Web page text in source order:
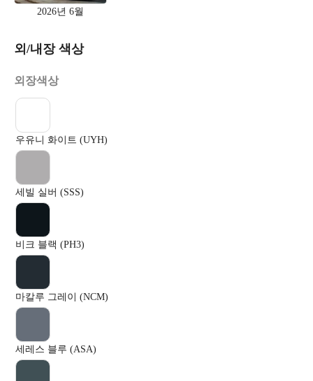
2026년 6월
외/내장 색상
외장색상
우유니 화이트 (UYH)
세빌 실버 (SSS)
비크 블랙 (PH3)
마칼루 그레이 (NCM)
세레스 블루 (ASA)